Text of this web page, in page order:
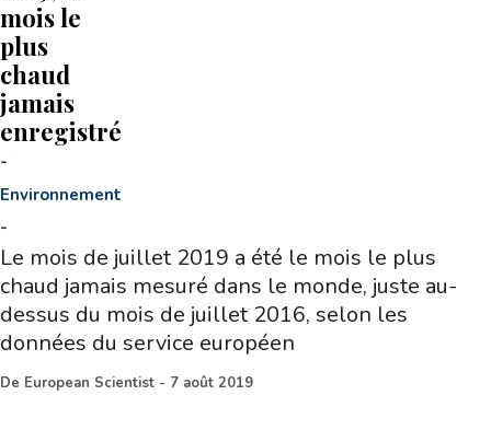
mois le
plus
chaud
jamais
enregistré
-
Environnement
-
Le mois de juillet 2019 a été le mois le plus
chaud jamais mesuré dans le monde, juste au-
dessus du mois de juillet 2016, selon les
données du service européen
De European Scientist - 7 août 2019